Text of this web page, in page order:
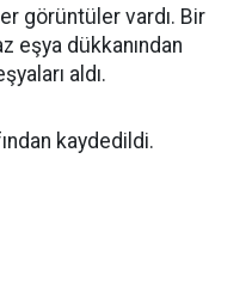
görüntüler vardı. Bir
eşya dükkanından
aldı.
kaydedildi.